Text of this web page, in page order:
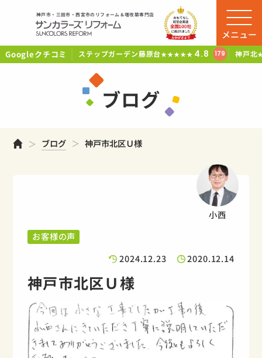
神戸市・三田市・西宮市のリフォーム＆増改築専門店
Googleクチコミ ステップガーデン藤原台★★★★★ 4.8 179 神戸北
メニュー
ブログ
ホームブログ 神戸市北区Ｕ様
小西
お客様の声
2024.12.23
2020.12.14
神戸市北区Ｕ様